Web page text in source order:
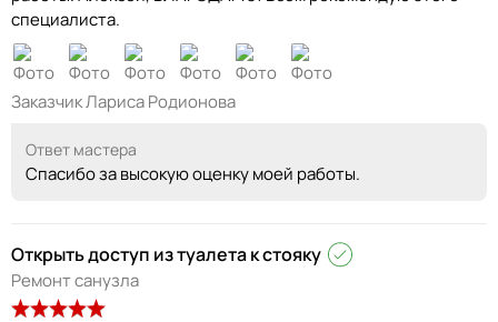
специалиста.
Заказчик Лариса Родионова
Ответ мастера
Спасибо за высокую оценку моей работы.
Открыть доступ из туалета к стояку
Ремонт санузла